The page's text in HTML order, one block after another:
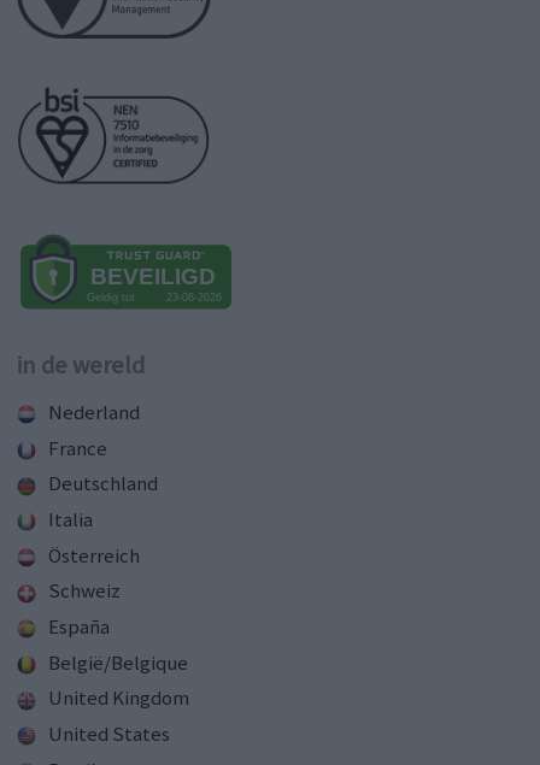
in de wereld
Nederland
France
Deutschland
Italia
Österreich
Schweiz
España
België/Belgique
United Kingdom
United States